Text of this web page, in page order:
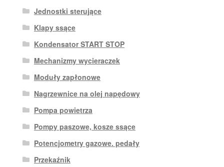
Jednostki sterujące
Klapy ssące
Kondensator START STOP
Mechanizmy wycieraczek
Moduły zapłonowe
Nagrzewnice na olej napędowy
Pompa powietrza
Pompy paszowe, kosze ssące
Potencjometry gazowe. pedały
Przekaźnik